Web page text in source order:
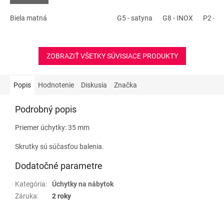
Biela matná
hviezdičiek.
G5 - satyna G8 - INOX P2 -
ZOBRAZIŤ VŠETKY SÚVISIACE PRODUKTY
Popis Hodnotenie Diskusia Značka
Podrobný popis
Priemer úchytky: 35 mm
Skrutky sú súčasťou balenia.
Dodatočné parametre
Kategória:
Úchytky na nábytok
Záruka: 2 roky